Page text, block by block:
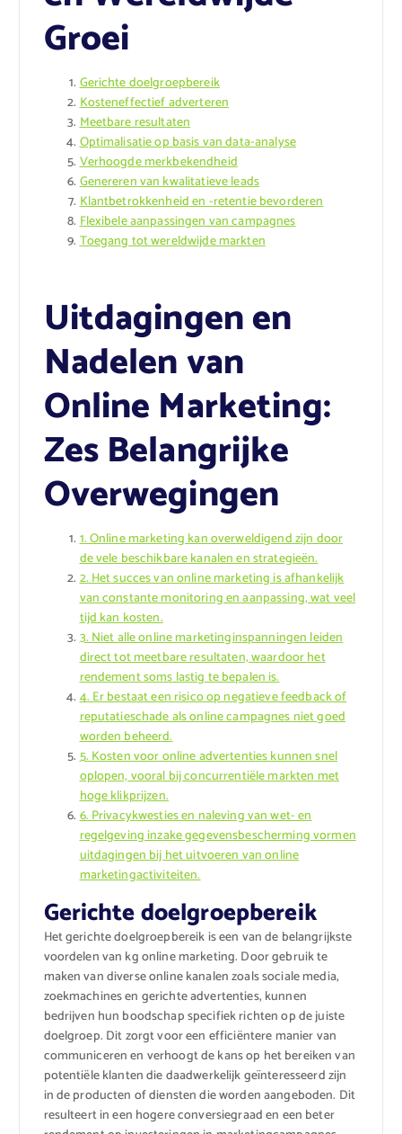
Groei
Gerichte doelgroepbereik
Kosteneffectief adverteren
Meetbare resultaten
Optimalisatie op basis van data-analyse
Verhoogde merkbekendheid
Genereren van kwalitatieve leads
Klantbetrokkenheid en -retentie bevorderen
Flexibele aanpassingen van campagnes
Toegang tot wereldwijde markten
Uitdagingen en
Nadelen van
Online Marketing:
Zes Belangrijke
Overwegingen
1. Online marketing kan overweldigend zijn door
de vele beschikbare kanalen en strategieën.
2. Het succes van online marketing is afhankelijk
van constante monitoring en aanpassing, wat veel
tijd kan kosten.
3. Niet alle online marketinginspanningen leiden
direct tot meetbare resultaten, waardoor het
rendement soms lastig te bepalen is.
4. Er bestaat een risico op negatieve feedback of
reputatieschade als online campagnes niet goed
worden beheerd.
5. Kosten voor online advertenties kunnen snel
oplopen, vooral bij concurrentiële markten met
hoge klikprijzen.
6. Privacykwesties en naleving van wet- en
regelgeving inzake gegevensbescherming vormen
uitdagingen bij het uitvoeren van online
marketingactiviteiten.
Gerichte doelgroepbereik
Het gerichte doelgroepbereik is een van de belangrijkste
voordelen van kg online marketing. Door gebruik te
maken van diverse online kanalen zoals sociale media,
zoekmachines en gerichte advertenties, kunnen
bedrijven hun boodschap specifiek richten op de juiste
doelgroep. Dit zorgt voor een efficiëntere manier van
communiceren en verhoogt de kans op het bereiken van
potentiële klanten die daadwerkelijk geïnteresseerd zijn
in de producten of diensten die worden aangeboden. Dit
resulteert in een hogere conversiegraad en een beter